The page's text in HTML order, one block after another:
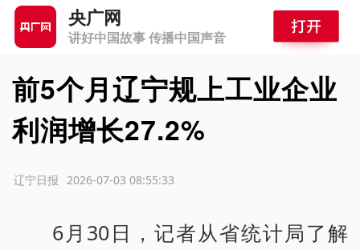
央广网
讲好中国故事 传播中国声音
前5个月辽宁规上工业企业
利润增长27.2%
2026-07-03 08:55:33
辽宁日报
6月30日，记者从省统计局了解